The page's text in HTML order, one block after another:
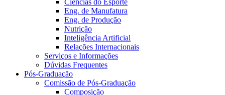
Ciências do Esporte
Eng. de Manufatura
Eng. de Produção
Nutrição
Inteligência Artificial
Relações Internacionais
Serviços e Informações
Dúvidas Frequentes
Pós-Graduação
Comissão de Pós-Graduação
Composição